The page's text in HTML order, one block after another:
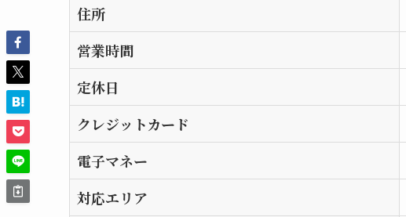
住所
営業時間
定休日
クレジットカード
電子マネー
対応エリア